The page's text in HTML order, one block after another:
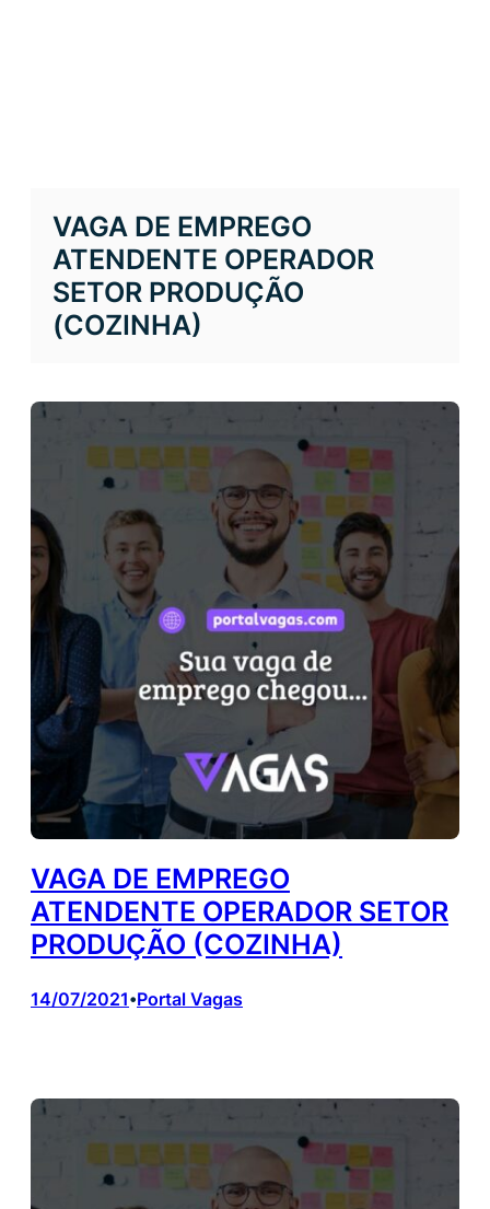
VAGA DE EMPREGO
ATENDENTE OPERADOR
SETOR PRODUÇÃO
(COZINHA)
VAGA DE EMPREGO
ATENDENTE OPERADOR SETOR
PRODUÇÃO (COZINHA)
14/07/2021•Portal Vagas